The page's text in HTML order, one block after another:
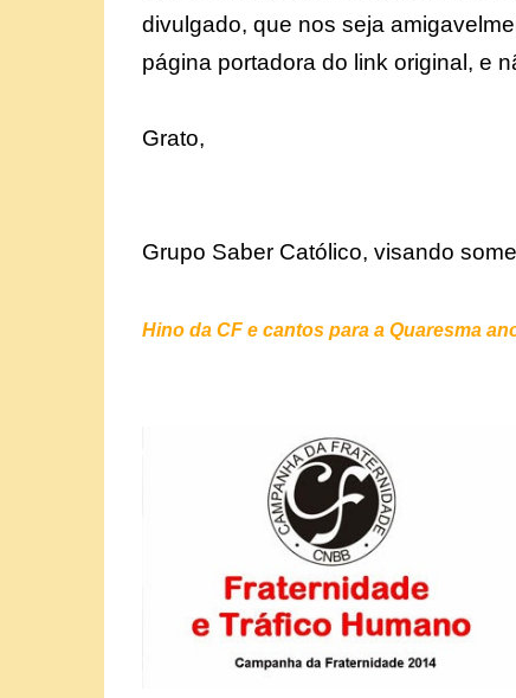
divulgado, que nos seja
página portadora do link original, e
Grato,
Grupo Saber Católico, visando
Hino da CF e cantos para a Quaresma